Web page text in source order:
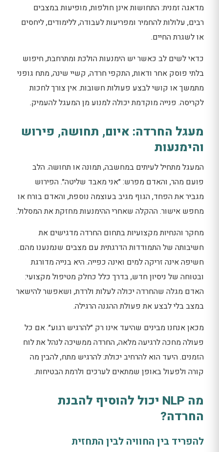
מדאגה זמנית: התחושות אינן חולפות, מופיעות במצבים
רבים, עלולות להחמיר ומפריעות לעבודה, ללימודים, ליחסים
או לשגרת החיים.
כדאי לשים לב כאשר יש הימנעות הולכת ומתרחבת, חיפוש
בלתי פוסק אחר ודאות, התקפי חרדה, קשיי שינה, מתח גופני
מתמשך או קושי לבצע פעולות חשובות. אין צורך לחכות
לקריסה. פנייה מוקדמת יכולה למנוע מן המעגל להעמיק.
מעגל החרדה: איום, תחושה, פירוש
והימנעות
המעגל מתחיל לעיתים במחשבה, תמונה או תחושה. הלב
פועם מהר, והאדם מפרש: ״אני מאבד שליטה״. הפירוש
מגביר את הפחד, הגוף מגיב בעוצמה נוספת, והאדם בורח או
מחפש אישור. ההקלה שאחרי ההימנעות מחזקת את המסלול.
מחקר והנחיות מקצועיות בתחום החרדה מדגישים את
חשיבותה של התמודדות הדרגתית עם מצבים שנמנענו מהם.
חשיפה אינה זריקה למים ואינה כפייה. היא בנייה מדורגת
ובטוחה של ניסיון חדש, בדרך כלל כחלק מטיפול מקצועי:
האדם מגלה שהחרדה יכולה לעלות ולרדת, ושאפשר להישאר
במצב בלי לבצע את פעולת ההגנה הרגילה.
מכאן אנחנו מבינים שהיעד אינו רק ״להרגיש רגוע״. אם כל
פעולה מחכה לרגיעה מלאה, החרדה ממשיכה לנהל את לוח
הזמנים. היעד הוא להרחיב יכולת: להרגיש מתח, להבין מה
קורה ולפעול באופן שמתאים לערכים ולרמת הבטיחות.
מה NLP יכול להוסיף להבנת
החרדה?
להפריד בין החוויה לבין התחזית